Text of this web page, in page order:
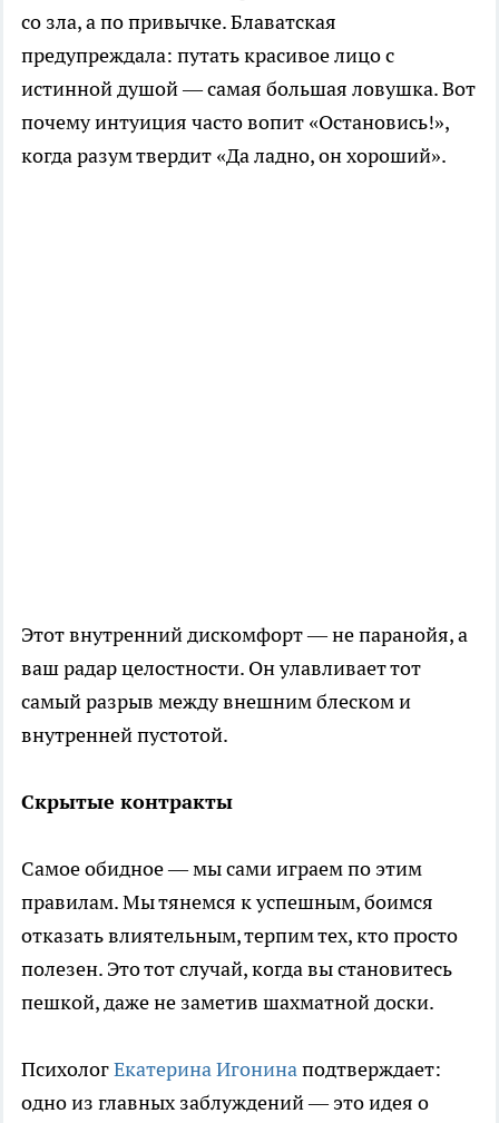
со зла, а по привычке. Блаватская
предупреждала: путать красивое лицо с
истинной душой — самая большая ловушка. Вот
почему интуиция часто вопит «Остановись!»,
когда разум твердит «Да ладно, он хороший».
Этот внутренний дискомфорт — не паранойя, а
ваш радар целостности. Он улавливает тот
самый разрыв между внешним блеском и
внутренней пустотой.
Скрытые контракты
Самое обидное — мы сами играем по этим
правилам. Мы тянемся к успешным, боимся
отказать влиятельным, терпим тех, кто просто
полезен. Это тот случай, когда вы становитесь
пешкой, даже не заметив шахматной доски.
ПсихологЕкатерина Игонинаподтверждает:
одно из главных заблуждений — это идея о